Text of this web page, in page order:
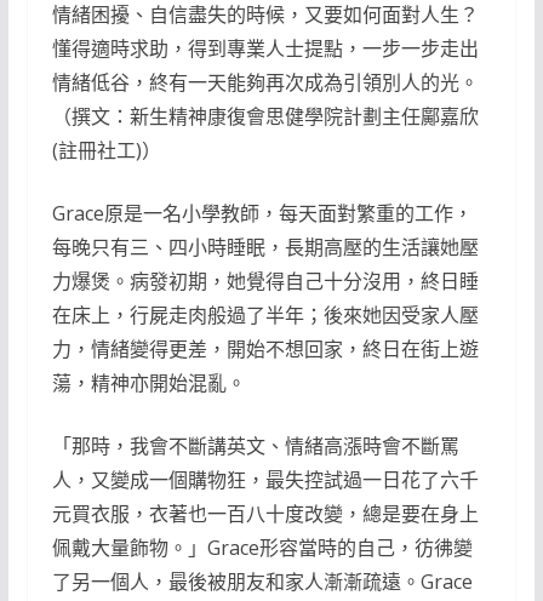
情緒困擾、自信盡失的時候，又要如何面對人生？
懂得適時求助，得到專業人士提點，一步一步走出
情緒低谷，終有一天能夠再次成為引領別人的光。
（撰文：新生精神康復會思健學院計劃主任鄺嘉欣
(註冊社工)）
Grace原是一名小學教師，每天面對繁重的工作，
每晚只有三、四小時睡眠，長期高壓的生活讓她壓
力爆煲。病發初期，她覺得自己十分沒用，終日睡
在床上，行屍走肉般過了半年；後來她因受家人壓
力，情緒變得更差，開始不想回家，終日在街上遊
蕩，精神亦開始混亂。
「那時，我會不斷講英文、情緒高漲時會不斷罵
人，又變成一個購物狂，最失控試過一日花了六千
元買衣服，衣著也一百八十度改變，總是要在身上
佩戴大量飾物。」Grace形容當時的自己，彷彿變
了另一個人，最後被朋友和家人漸漸疏遠。Grace